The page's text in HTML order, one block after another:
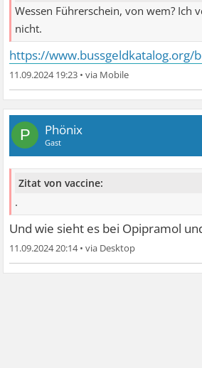
Wessen Führerschein, von wem? Ich
nicht.
https://www.bussgeldkatalog.org/
11.09.2024 19:23 •
P Phönix
Gast
Zitat von vaccine:
.
Und wie sieht es bei Opipramol
11.09.2024 20:14•